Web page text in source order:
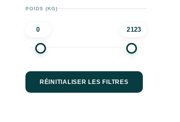
POIDS (KG)
0 2123
RÉINITIALISER LES FILTRES